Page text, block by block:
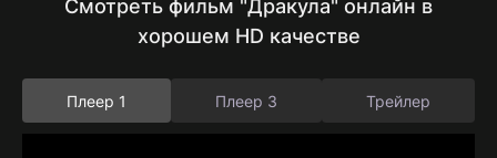
Смотреть фильм "Дракула" онлайн в
хорошем HD качестве
Плеер 1 Плеер 3 Трейлер